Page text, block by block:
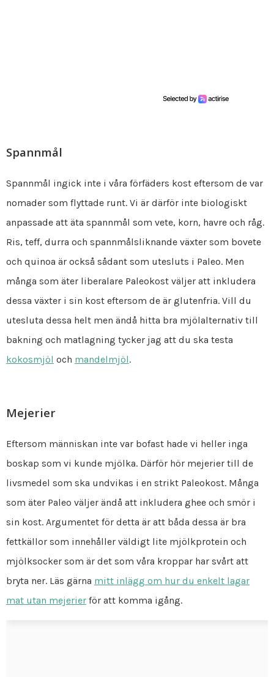
Spannmål
Spannmål ingick inte i våra förfäders kost eftersom de var
nomader som flyttade runt. Vi är därför inte biologiskt
anpassade att äta spannmål som vete, korn, havre och råg.
Ris, teff, durra och spannmålsliknande växter som bovete
och quinoa är också sådant som utesluts i Paleo. Men
många som äter liberalare Paleokost väljer att inkludera
dessa växter i sin kost eftersom de är glutenfria. Vill du
utesluta dessa helt men ändå hitta bra mjölalternativ till
bakning och matlagning tycker jag att du ska testa
kokosmjöl och mandelmjöl.
Mejerier
Eftersom människan inte var bofast hade vi heller inga
boskap som vi kunde mjölka. Därför hör mejerier till de
livsmedel som ska undvikas i en strikt Paleokost. Många
som äter Paleo väljer ändå att inkludera ghee och smör i
sin kost. Argumentet för detta är att båda dessa är bra
fettkällor som innehåller väldigt lite mjölkprotein och
mjölksocker som är det som våra kroppar har svårt att
bryta ner. Läs gärna mitt inlägg om hur du enkelt lagar
mat utan mejerier för att komma igång.